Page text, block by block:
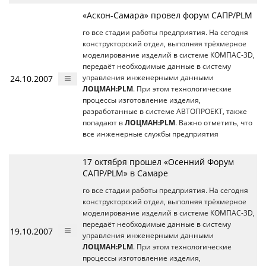
24.10.2007
«Аскон-Самара» провел форум САПР/PLM
го все стадии работы предприятия. На сегодня
конструкторский отдел, выполняя трёхмерное
моделирование изделий в системе КОМПАС-3D,
передаёт необходимые данные в систему
управления инженерными данными
ЛОЦМАН:PLM. При этом технологические
процессы изготовление изделия,
разработанные в системе АВТОПРОЕКТ, также
попадают в ЛОЦМАН:PLM. Важно отметить, что
все инженерные службы предприятия
19.10.2007
17 октября прошел «Осенний Форум
САПР/PLM» в Самаре
го все стадии работы предприятия. На сегодня
конструкторский отдел, выполняя трёхмерное
моделирование изделий в системе КОМПАС-3D,
передаёт необходимые данные в систему
управления инженерными данными
ЛОЦМАН:PLM. При этом технологические
процессы изготовление изделия,